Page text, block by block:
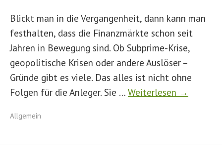
Blickt man in die Vergangenheit, dann kann man
festhalten, dass die Finanzmärkte schon seit
Jahren in Bewegung sind. Ob Subprime-Krise,
geopolitische Krisen oder andere Auslöser –
Gründe gibt es viele. Das alles ist nicht ohne
Folgen für die Anleger. Sie … Weiterlesen →
Allgemein